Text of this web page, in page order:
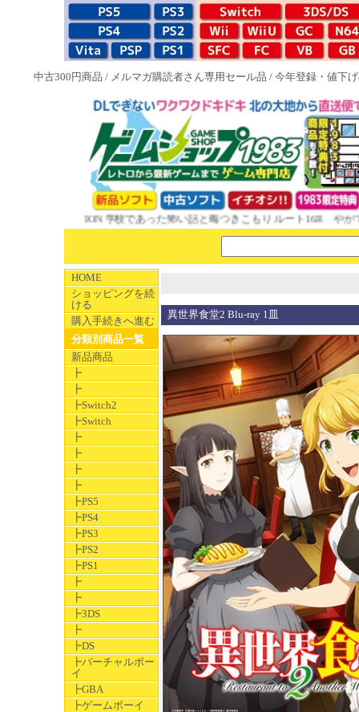
中古300円商品 / メルマガ購読者さん専用セール品 / 今年登録・値下
COLLECTION 学校であった怖い話と晦󠄀つきこもり ルート16R やがて散
HOME
ショッピングを続
ける
購入手続きへ進む
分類別商品一覧
新品商品
┣
┣
┣Switch2
┣Switch
┣
┣
┣
┣
┣PS5
┣PS4
┣PS3
┣PS2
┣PS1
┣
┣
┣3DS
┣
┣DS
┣バーチャルボー
イ
┣GBA
┣ゲームボーイ
異世界食堂2 Blu-ray 1皿